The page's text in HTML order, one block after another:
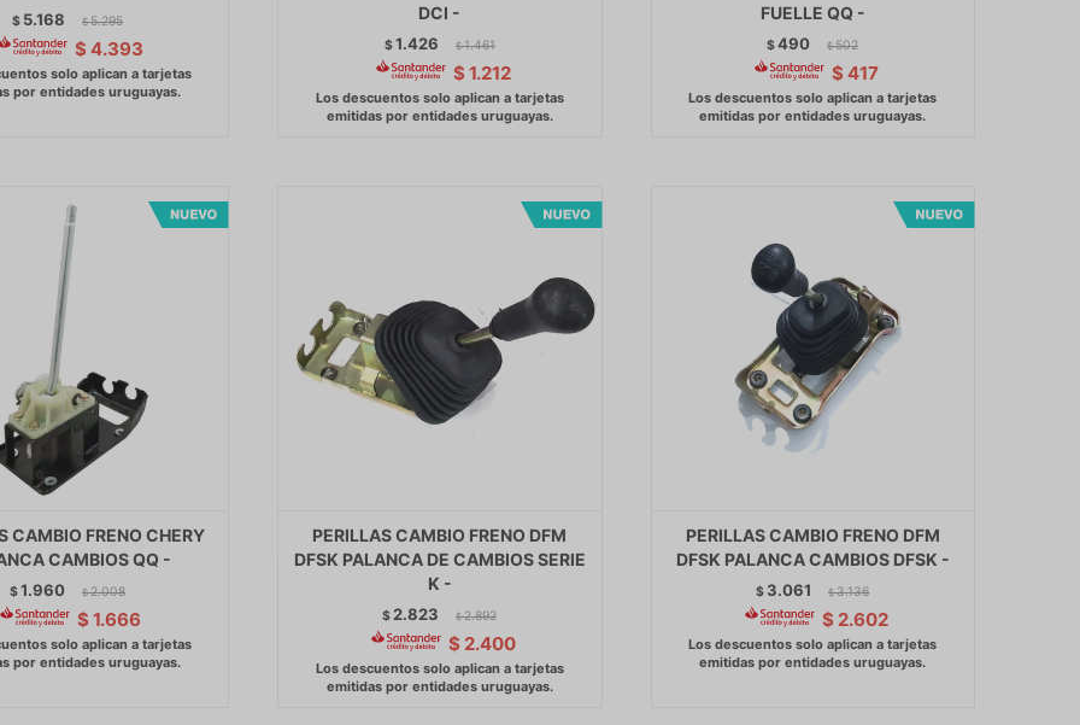
$ 5.168 $ 5.295
$ 4.393
DCI -
$1.426 $ 1.461
$ 1.212
FUELLE QQ -
$490 $ 502
$ 417
CAMBIO FRENO CHERY
CAMBIOS QQ -
$1.960 $ 2.008
$ 1.666
PERILLAS CAMBIO FRENO DFM
DFSK PALANCA DE CAMBIOS SERIE
K -
$ 2.823 $ 2.892
$ 2.400
PERILLAS CAMBIO FRENO DFM
DFSK PALANCA CAMBIOS DFSK -
$ 3.061 $ 3.136
$ 2.602